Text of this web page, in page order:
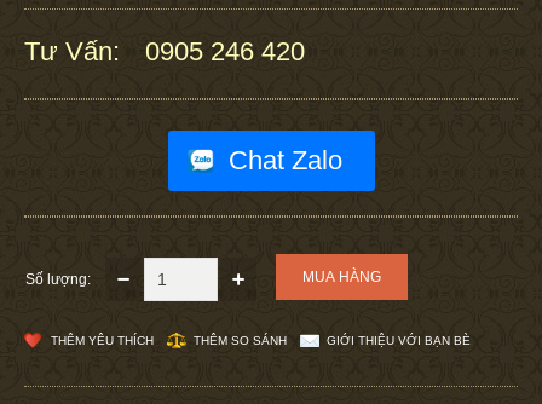
Tư Vấn: 0905 246 420
Chat Zalo
Số lượng:
THÊM YÊU THÍCH THÊM SO SÁNH GIỚI THIỆU VỚI BẠN BÈ